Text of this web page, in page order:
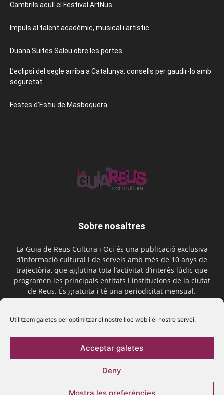
Utilitzem galetes per optimitzar el nostre lloc web i el nostre servei.
Acceptar galetes
Deny
Mostra les preferències
Cambrils acull el Festival ArtNus
Impuls al talent acadèmic, musical i artístic
Duana Suites Salou obre les portes
L’eclipsi del segle arriba a Catalunya: consells per gaudir-lo amb
seguretat
Festes d’Estiu de Masboquera
Sobre nosaltres
La Guia de Reus Cultura i Oci és una publicació exclusiva
d’informació cultural i de serveis amb més de 10 anys de
trajectòria, que aglutina tota l’activitat d’interès lúdic que
programen les principals entitats i institucions de la ciutat
de Reus. És gratuïta i té una periodicitat mensual.
Segueix-nos